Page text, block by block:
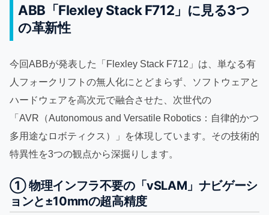
ABB「Flexley Stack F712」に見る3つ
の革新性
今回ABBが発表した「Flexley Stack F712」は、単なる有
人フォークリフトの無人化にとどまらず、ソフトウェアと
ハードウェアを高次元で融合させた、次世代の
「AVR（Autonomous and Versatile Robotics：自律的かつ
多用途なロボティクス）」を体現しています。その技術的
特異性を3つの観点から深掘りします。
① 物理インフラ不要の「vSLAM」ナビゲーシ
ョンと±10mmの超高精度